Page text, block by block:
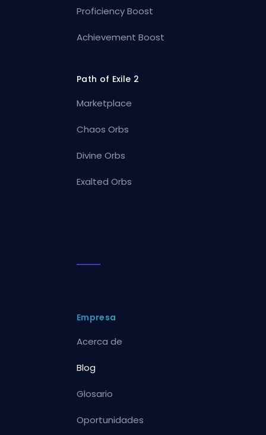
Proficiency Boost
Achievement Boost
Path of Exile 2
Marketplace
Chaos Orbs
Divine Orbs
Exalted Orbs
Empresa
Acerca de
Blog
Glosario
Oportunidades